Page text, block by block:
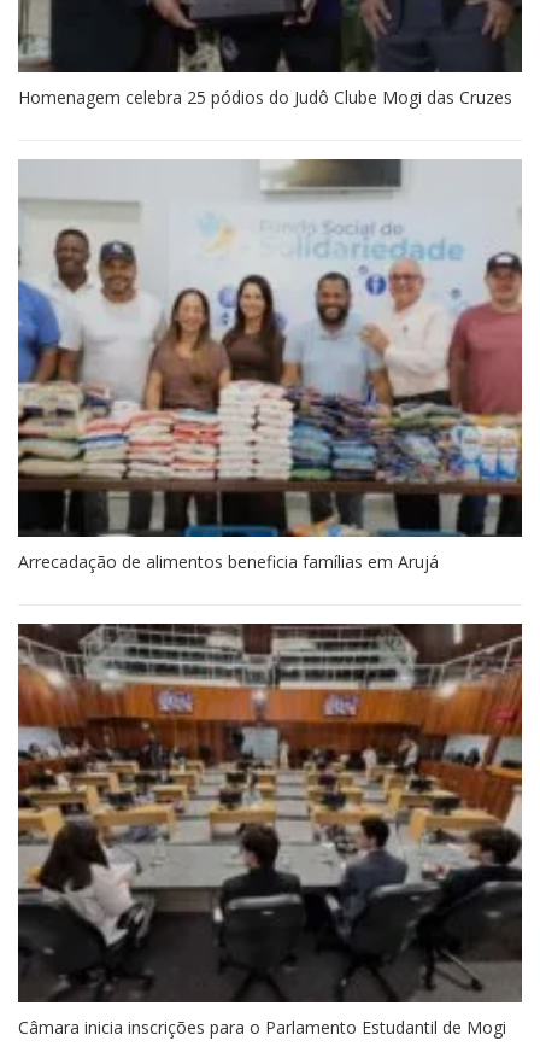
Homenagem celebra 25 pódios do Judô Clube Mogi das Cruzes
Arrecadação de alimentos beneficia famílias em Arujá
Câmara inicia inscrições para o Parlamento Estudantil de Mogi